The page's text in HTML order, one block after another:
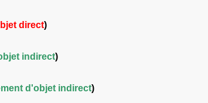
direct)
indirect)
d'objet indirect)